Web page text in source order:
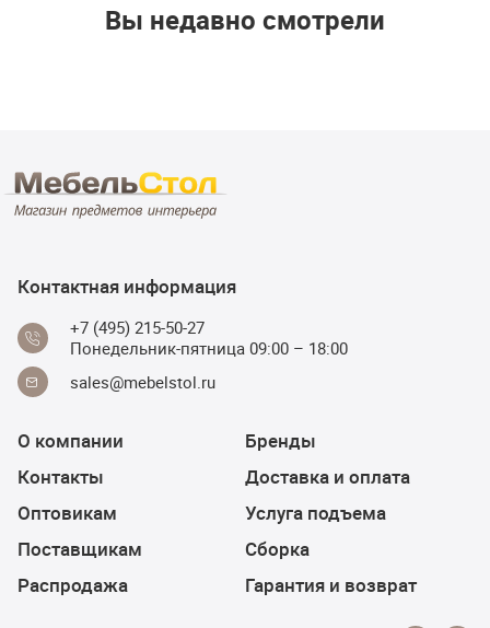
Вы недавно смотрели
Контактная информация
+7 (495) 215-50-27
Понедельник-пятница 09:00 – 18:00
sales@mebelstol.ru
О компании
Контакты
Оптовикам
Поставщикам
Распродажа
Бренды
Доставка и оплата
Услуга подъема
Сборка
Гарантия и возврат